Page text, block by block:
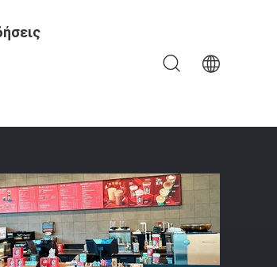
Την Παρασκευή Πίτσας